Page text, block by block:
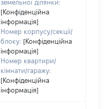
земельної ділянки:
[Конфіденційна
інформація]
Номер корпусу/секції/
блоку: [Конфіденційна
інформація]
Номер квартири/
кімнати/гаражу:
[Конфіденційна
інформація]